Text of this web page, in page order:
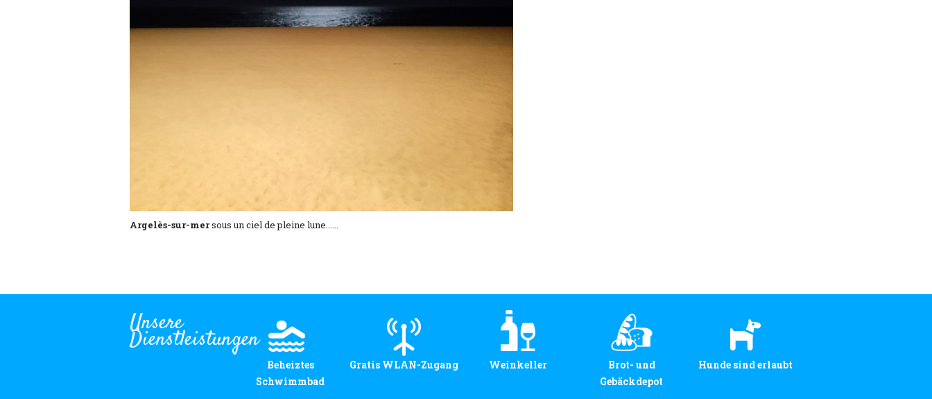
Argelès-sur-mersous un ciel de pleine lune......
Unsere
Dienstleistungen
Beheiztes
Schwimmbad
Gratis WLAN-Zugang Weinkeller
Brot- und
Gebäckdepot
Hunde sind erlaubt